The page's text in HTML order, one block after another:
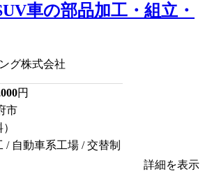
車の部品加工・組立・
グ株式会社
円
市
/ 自動車系工場 / 交替制
詳細を表示